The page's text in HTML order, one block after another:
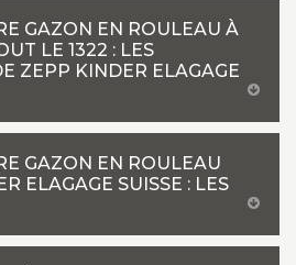
GAZON EN ROULEAU À
LE 1322 : LES
ZEPP KINDER ELAGAGE
GAZON EN ROULEAU
ELAGAGE SUISSE : LES